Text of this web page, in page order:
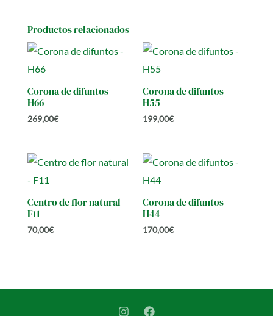
Productos relacionados
Corona de difuntos –
H66
269,00€
Corona de difuntos –
H55
199,00€
Centro de flor natural –
F11
70,00€
Corona de difuntos –
H44
170,00€